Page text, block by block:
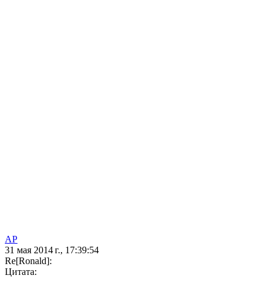
AP
31 мая 2014 г., 17:39:54
Re[Ronald]:
Цитата: